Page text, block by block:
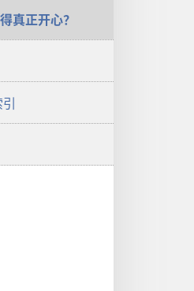
真正开心？